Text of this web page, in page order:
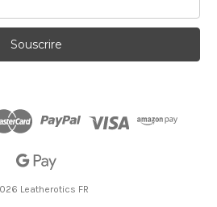
Leatherotics FR